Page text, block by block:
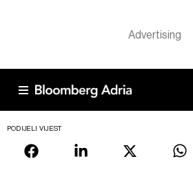
PODIJELI VIJEST